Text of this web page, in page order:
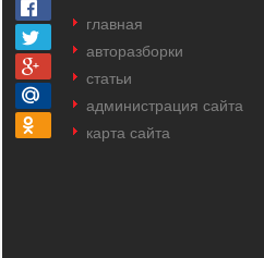
главная
авторазборки
статьи
администрация сайта
карта сайта